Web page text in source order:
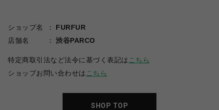
ショップ名
FURFUR
店舗名
渋谷PARCO
特定商取引法など法令に基づく表記は こちら
ショップお問い合わせは こちら
SHOP TOP